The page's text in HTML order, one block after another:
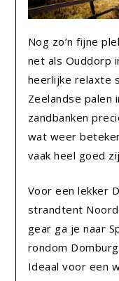
Nog zo’n fijne
net als Ouddorp
heerlijke relaxte
Zeelandse palen
zandbanken
wat weer
vaak heel goed
Voor een lekker
strandtent
gear ga je naar
rondom
Ideaal voor een